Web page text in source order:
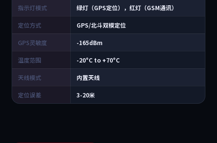
指示灯模式 绿灯（GPS定位），红灯（GSM通讯）
定位方式 GPS/北斗双模定位
GPS灵敏度 -165dBm
温度范围 -20°C to +70°C
天线模式 内置天线
定位误差 3-20米